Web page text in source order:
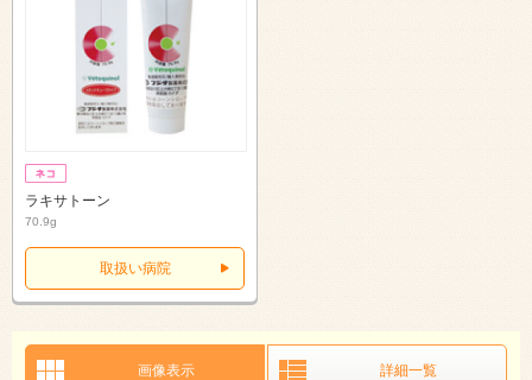
ラキサトーン
70.9g
取扱い病院
画像表示 詳細一覧